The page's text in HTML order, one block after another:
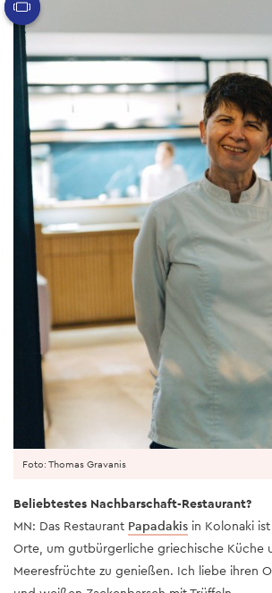
Beliebtestes Nachbarschaft-Restaurant?
MN: Das Restaurant Papadakis in Kolonaki
Orte, um gutbürgerliche griechische Küche
Meeresfrüchte zu genießen. Ich liebe ihren
Foto: Thomas Gravanis